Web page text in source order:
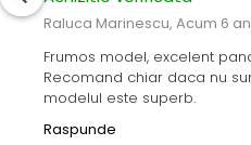
Raluca Marinescu, Acum 6
Frumos model, excelent
Recomand chiar daca nu
modelul este superb.
Raspunde